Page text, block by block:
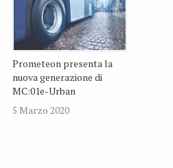
Prometeon presenta la
nuova generazione di
MC:01e-Urban
5 Marzo 2020